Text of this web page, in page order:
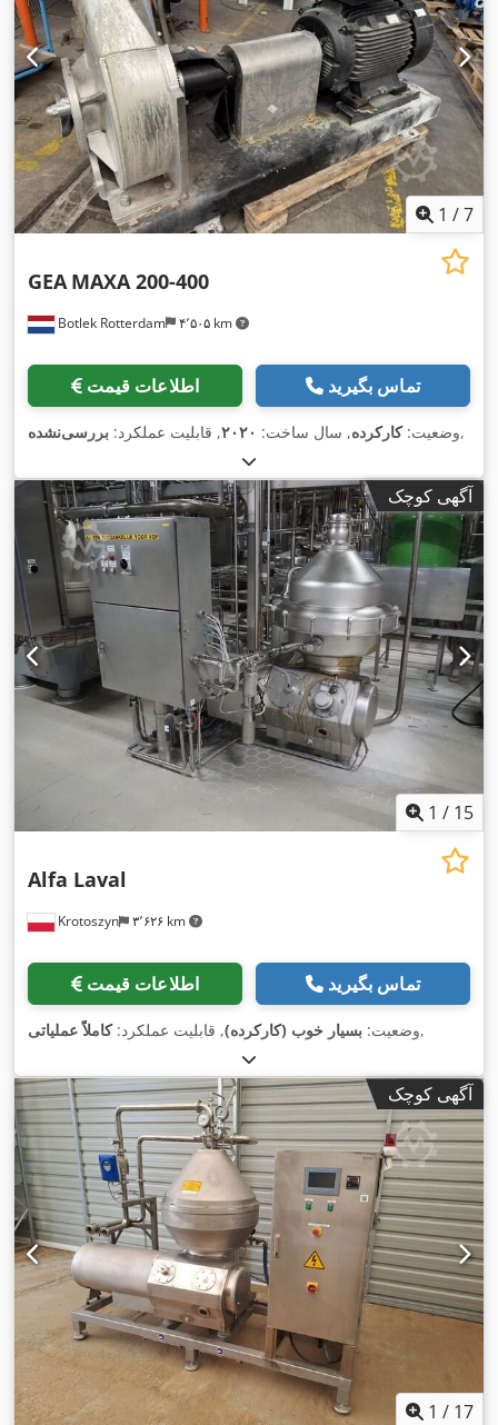
1 /7
Botlek Rotterdam ۴٬۵۰۵ km
GEA MAXA 200-400
اطلاعات قیمت تماس بگیرید
وضعیت:کارکرده, سال ساخت: ۲۰۲۰, قابلیت عملکرد: بررسی‌نشده ,
آگهی کوچک
1 / 15
Krotoszyn ۳٬۶۲۶ km
Alfa Laval
اطلاعات قیمت تماس بگیرید
وضعیت: بسیار خوب (کارکرده), قابلیت عملکرد:کاملاً عملیاتی ,
آگهی کوچک
1 / 17